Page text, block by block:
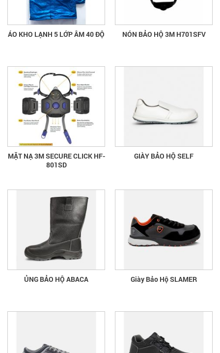
ÁO KHO LẠNH 5 LỚP ÂM 40 ĐỘ NÓN BẢO HỘ 3M H701SFV
MẶT NẠ 3M SECURE CLICK HF-
801SD
GIÀY BẢO HỘ SELF
ỦNG BẢO HỘ ABACA Giày Bảo Hộ SLAMER